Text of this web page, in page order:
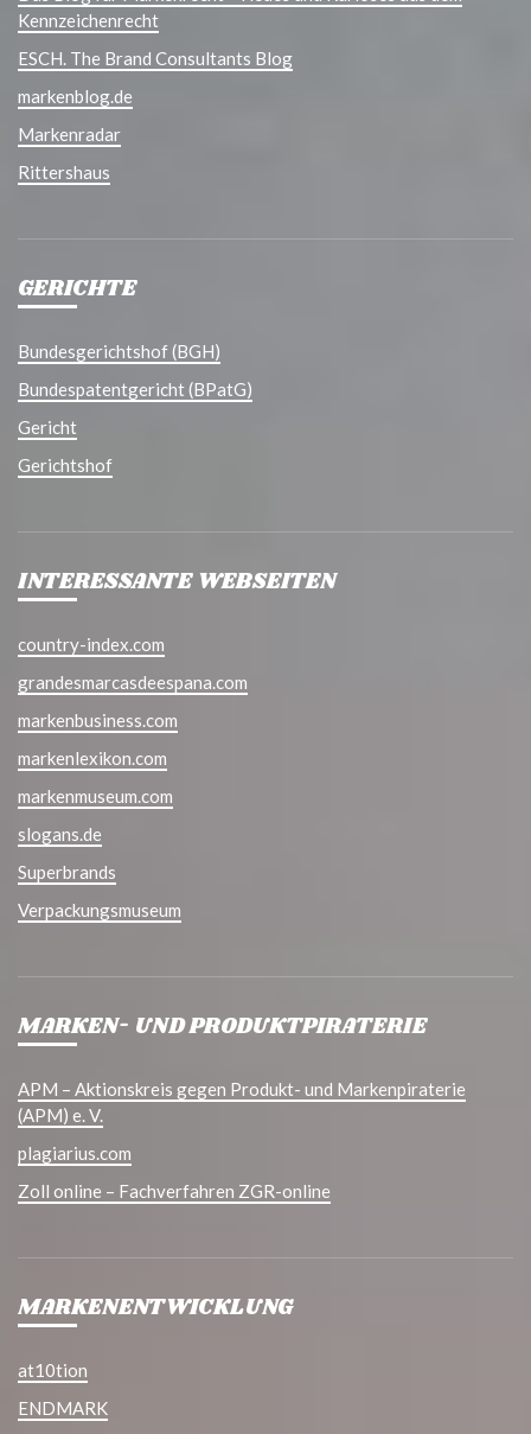
Kennzeichenrecht
ESCH. The Brand Consultants Blog
markenblog.de
Markenradar
Rittershaus
GERICHTE
Bundesgerichtshof (BGH)
Bundespatentgericht (BPatG)
Gericht
Gerichtshof
INTERESSANTE WEBSEITEN
country-index.com
grandesmarcasdeespana.com
markenbusiness.com
markenlexikon.com
markenmuseum.com
slogans.de
Superbrands
Verpackungsmuseum
MARKEN- UND PRODUKTPIRATERIE
APM – Aktionskreis gegen Produkt- und Markenpiraterie
(APM) e. V.
plagiarius.com
Zoll online – Fachverfahren ZGR-online
MARKENENTWICKLUNG
at10tion
ENDMARK